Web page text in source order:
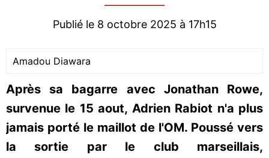
Publié le 8 octobre 2025 à 17h15
Amadou Diawara
Après sa bagarre avec Jonathan Rowe,
survenue le 15 aout, Adrien Rabiot n'a plus
jamais porté le maillot de l'OM. Poussé vers
la sortie par le club marseillais,